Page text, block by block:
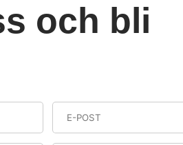
och bli